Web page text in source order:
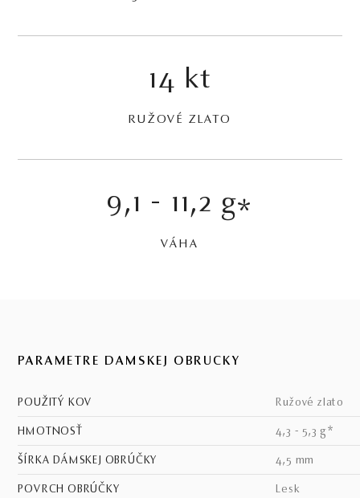
14 kt
RUŽOVÉ ZLATO
9,1 - 11,2 g*
VÁHA
PARAMETRE DÁMSKEJ OBRÚČKY
POUŽITÝ KOV ružové zlato
HMOTNOSŤ 4,3 - 5,3 g*
ŠÍRKA DÁMSKEJ OBRÚČKY 4,5 mm
POVRCH OBRÚČKY lesk